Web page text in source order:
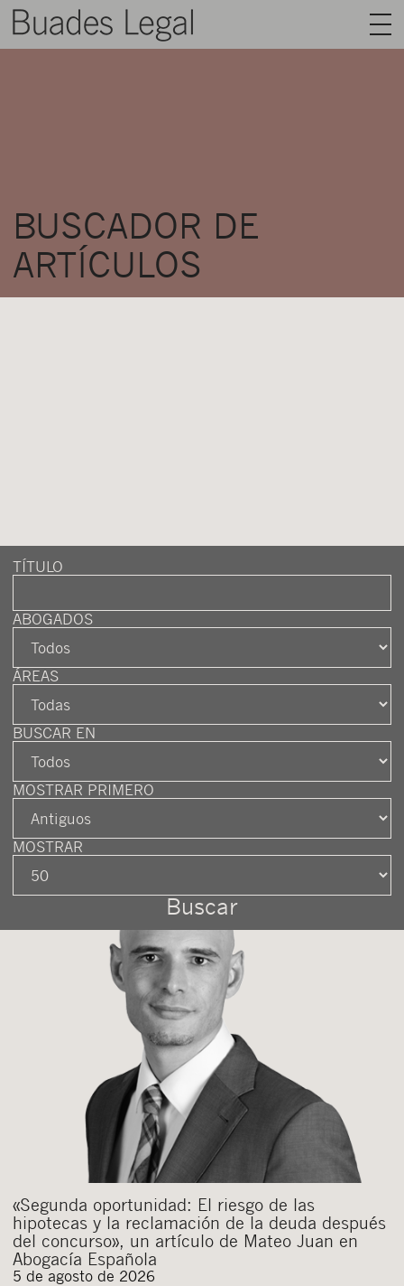
BUSCADOR DE
ARTÍCULOS
TÍTULO
ABOGADOS
ÁREAS
BUSCAR EN
MOSTRAR PRIMERO
MOSTRAR
«Segunda oportunidad: El riesgo de las
hipotecas y la reclamación de la deuda después
del concurso», un artículo de Mateo Juan en
Abogacía Española
5 de agosto de 2026